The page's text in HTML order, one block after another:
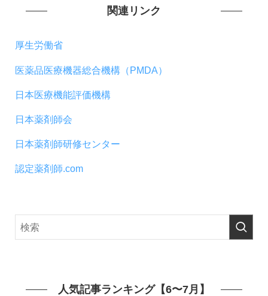
関連リンク
厚生労働省
医薬品医療機器総合機構（PMDA）
日本医療機能評価機構
日本薬剤師会
日本薬剤師研修センター
認定薬剤師.com
人気記事ランキング【6〜7月】